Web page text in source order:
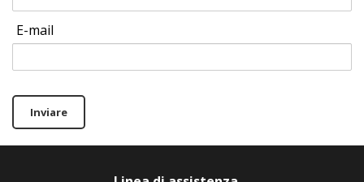
E-mail
Inviare